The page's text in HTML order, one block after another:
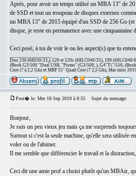
Après, pour avoir un temps utilisé un MBA 13" de
de SSD et tout un troupeau de disques externes
un MBA 13" de 2015 équipé d'un SSD de 256 Go (et
disque, je reste en permanence avec une
Ceci posé, à toi de voir le ou les aspect(s) que tu
Duo 230 (68030/33,), 520 et 520c (68LC040/25), 190 (68LC040/
iBook G3/500 "Dual USB, "Pismo" (G3/500, ), G4"Ti"/550,
Core i7 à 2,2 Ghz et MBP 15" Quad Core i7 2,5 Ghz, Mac mini
Post� le: Mer 18 Sep 2019 à 8:55 Sujet du message:
Bonjour,
Je suis un peu vieux jeu mais ça me surprends
Surtout si c'est la seule machine, qu'elle sera utilisée
voler ou de l'abimer.
Il me semble que différencier le travail et la
Ceci dit une amie prof a choisi plutôt qu'un MBAir,